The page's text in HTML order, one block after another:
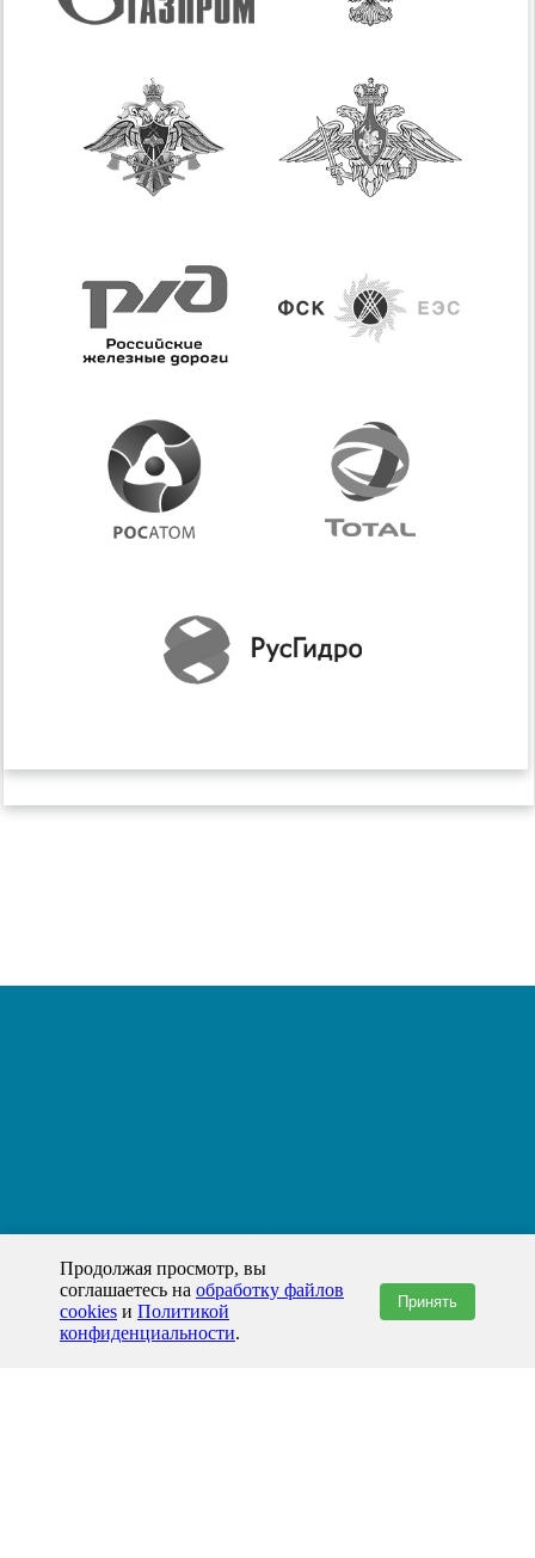
Продолжая просмотр, вы
соглашаетесь на обработку файлов
cookies и Политикой
конфиденциальности.
Принять